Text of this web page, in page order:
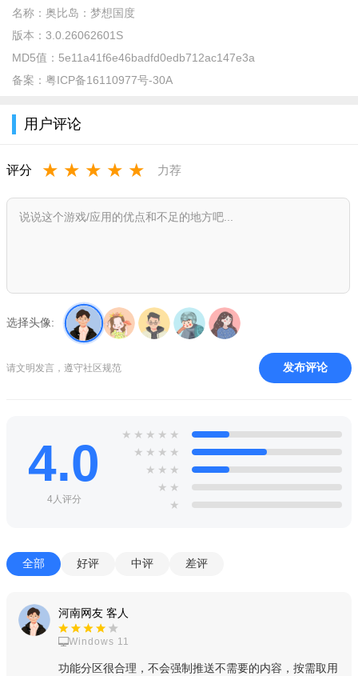
名称： 奥比岛：梦想国度
版本： 3.0.26062601S
MD5值： 5e11a41f6e46badfd0edb712ac147e3a
备案： 粤ICP备16110977号-30A
用户评论
评分 ★ ★ ★ ★ ★ 力荐
选择头像:
请文明发言，遵守社区规范 发布评论
4.0
4人评分
★ ★ ★ ★ ★
★ ★ ★ ★
★ ★ ★
★ ★
★
全部 好评 中评 差评
河南网友 客人
Windows 11
功能分区很合理，不会强制推送不需要的内容，按需取用